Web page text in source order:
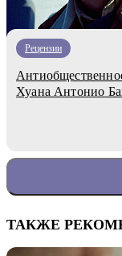
Рецензии
Хуана Антонио
ТАКЖЕ